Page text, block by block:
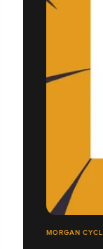
MORGAN